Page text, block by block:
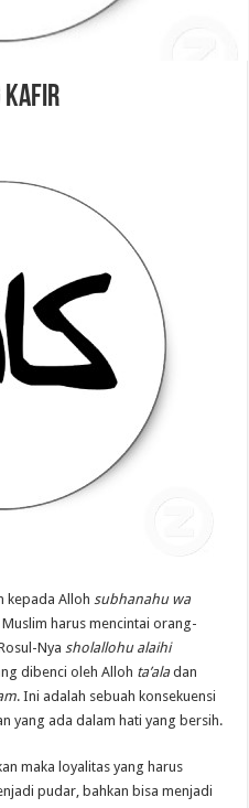
Kafir
kepada Alloh subhanahu wa
harus mencintai orang-
Nya sholallohu alaihi
dibenci oleh Alloh ta’aladan
. Ini adalah sebuah konsekuensi
yang ada dalam hati yang bersih.
maka loyalitas yang harus
pudar, bahkan bisa menjadi